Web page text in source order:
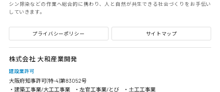
シン除染などの作業へ総合的に携わり、人と自然が共生できる社会づくりをお手伝い
していきます。
プライバシーポリシー サイトマップ
株式会社 大和産業開発
建設業許可
大阪府知事許可(特-4)第83052号
・建築工事業/大工工事業
・左官工事業/とび ・土工工事業